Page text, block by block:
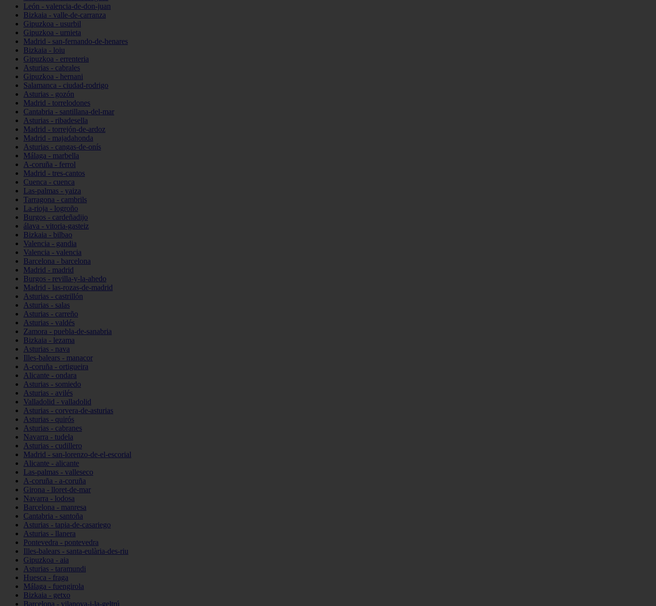
León - valencia-de-don-juan
Bizkaia - valle-de-carranza
Gipuzkoa - usurbil
Gipuzkoa - urnieta
Madrid - san-fernando-de-henares
Bizkaia - loiu
Gipuzkoa - errenteria
Asturias - cabrales
Gipuzkoa - hernani
Salamanca - ciudad-rodrigo
Asturias - gozón
Madrid - torrelodones
Cantabria - santillana-del-mar
Asturias - ribadesella
Madrid - torrejón-de-ardoz
Madrid - majadahonda
Asturias - cangas-de-onís
Málaga - marbella
A-coruña - ferrol
Madrid - tres-cantos
Cuenca - cuenca
Las-palmas - yaiza
Tarragona - cambrils
La-rioja - logroño
Burgos - cardeñadijo
álava - vitoria-gasteiz
Bizkaia - bilbao
Valencia - gandia
Valencia - valencia
Barcelona - barcelona
Madrid - madrid
Burgos - revilla-y-la-ahedo
Madrid - las-rozas-de-madrid
Asturias - castrillón
Asturias - salas
Asturias - carreño
Asturias - valdés
Zamora - puebla-de-sanabria
Bizkaia - lezama
Asturias - nava
Illes-balears - manacor
A-coruña - ortigueira
Alicante - ondara
Asturias - somiedo
Asturias - avilés
Valladolid - valladolid
Asturias - corvera-de-asturias
Asturias - quirós
Asturias - cabranes
Navarra - tudela
Asturias - cudillero
Madrid - san-lorenzo-de-el-escorial
Alicante - alicante
Las-palmas - valleseco
A-coruña - a-coruña
Girona - lloret-de-mar
Navarra - lodosa
Barcelona - manresa
Cantabria - santoña
Asturias - tapia-de-casariego
Asturias - llanera
Pontevedra - pontevedra
Illes-balears - santa-eulària-des-riu
Gipuzkoa - aia
Asturias - taramundi
Huesca - fraga
Málaga - fuengirola
Bizkaia - getxo
Barcelona - vilanova-i-la-geltrú